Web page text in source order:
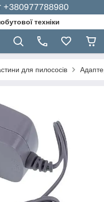
+380977788980
техніки
для пилососів